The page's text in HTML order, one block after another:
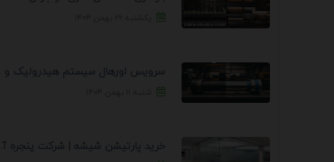
خرید پارتیشن شیشه | شرکت پنجره آسمان